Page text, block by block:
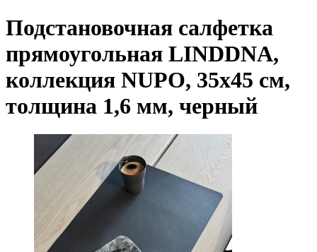
Подстановочная салфетка
прямоугольная LINDDNA,
коллекция NUPO, 35x45 см,
толщина 1,6 мм, черный